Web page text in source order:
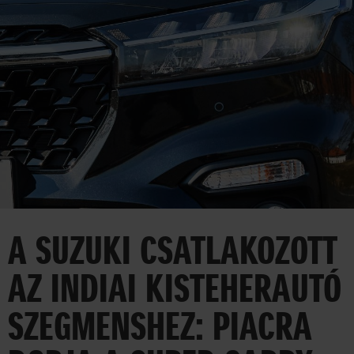
HÍREK
VÁLLALAT
SAJTÓSZOBA
35 ÉV
EGYÜTT AZ UTAKON
CORPORATE
AUTO
MARINE
A SUZUKI CSATLAKOZOTT
AZ INDIAI KISTEHERAUTÓ
SZEGMENSHEZ: PIACRA